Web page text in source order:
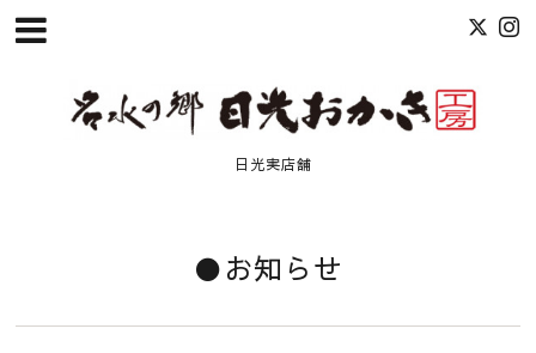
日光実店舗
●お知らせ